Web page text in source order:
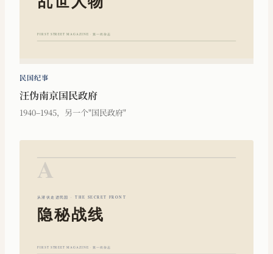
民国纪事
汪伪南京国民政府
1940–1945，另一个"国民政府"